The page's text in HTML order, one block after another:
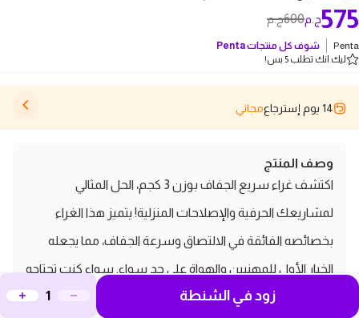
600ج.م 575ج.م
Penta شوف كل منتجاتPenta
ليك انك تطلب 5 بس!
14 يوم إسترجاع مجاني
وصف المنتج
اكتشف غراء سريع الجفاف بوزن 3 كجم، الحل المثالي
لمشاريعك الحرفية والإصلاحات المنزلية! يتميز هذا الغراء
بخصائصه الفائقة في الالتصاق وسرعة الجفاف، مما يجعله
الخيار الأول للمهنيين والهواة على حد سواء. سواء كنت تحتاجه
لتثبيت المواد الخشبية، البلاستيكية، أو المعدنية، فإن غراء
زود في الشنطة